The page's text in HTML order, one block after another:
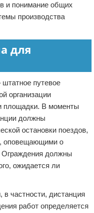
и понимание общих
производства
для
штатное путевое
организации
площадки. В моменты
должны
остановки поездов,
оповещающими о
Ограждения должны
ожидается ли
частности, дистанция
работ определяется